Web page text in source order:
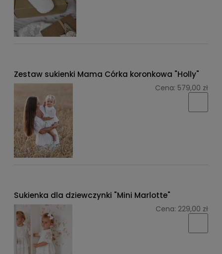
Zestaw sukienki Mama Córka koronkowa "Holly"
Cena: 579,00 zł
Sukienka dla dziewczynki "Mini Marlotte"
Cena: 229,00 zł